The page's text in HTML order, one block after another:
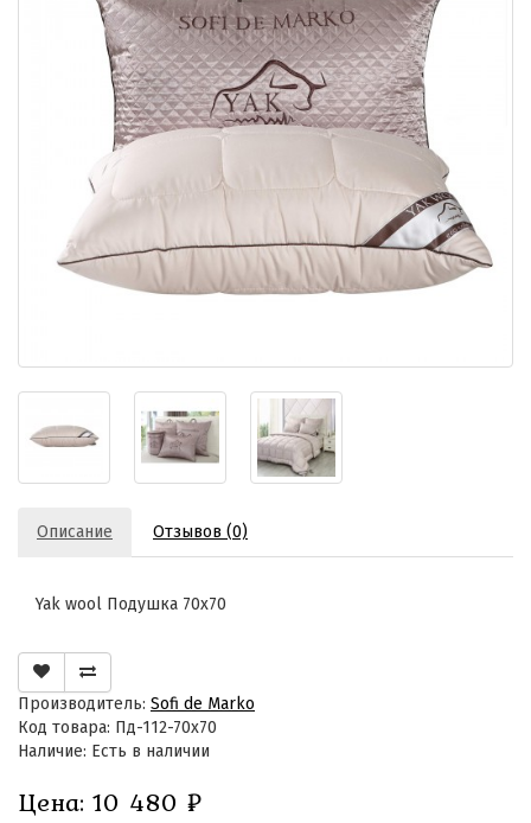
Описание Отзывов (0)
Yak wool Подушка 70х70
Производитель: Sofi de Marko
Код товара: Пд-112-70х70
Наличие: Есть в наличии
Цена: 10 480 ₽